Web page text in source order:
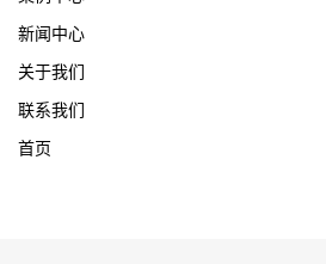
新闻中心
关于我们
联系我们
首页